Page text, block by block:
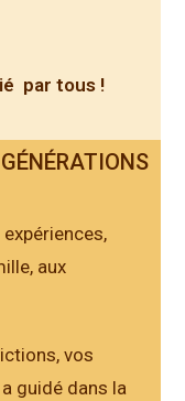
par tous !
aux
vos
guidé dans la